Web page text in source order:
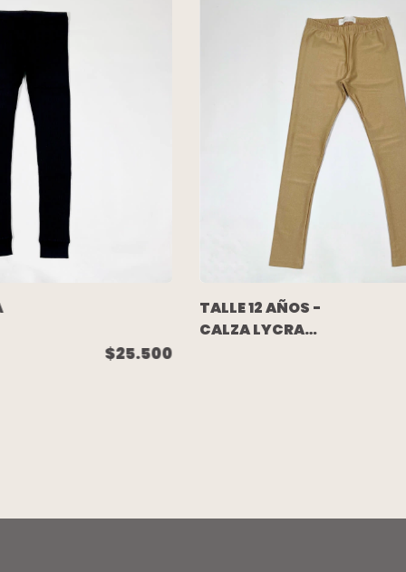
$25.500
TALLE 12 AÑOS -
CALZA LYCRA